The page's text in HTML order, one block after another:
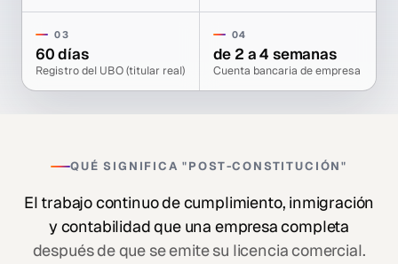
03
60 días
Registro del UBO (titular real)
04
de 2 a 4 semanas
Cuenta bancaria de empresa
QUÉ SIGNIFICA "POST-CONSTITUCIÓN"
El trabajo continuo de cumplimiento, inmigración
y contabilidad que una empresa completa
después de que se emite su licencia comercial.